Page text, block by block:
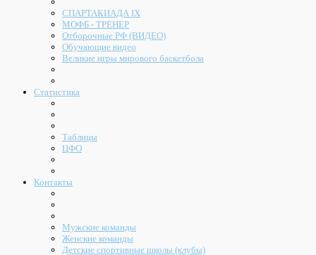
СПАРТАКИАДА IX
МОФБ - ТРЕНЕР
Отборочные РФ (ВИДЕО)
Обучающие видео
Великие игры мирового баскетбола
Статистика
Таблицы
ЦФО
Контакты
Мужские команды
Женские команды
Детские спортивные школы (клубы)